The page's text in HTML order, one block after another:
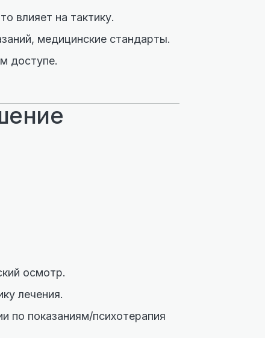
влияет на тактику.
медицинские стандарты.
доступе.
осмотр.
лечения.
по показаниям/психотерапия